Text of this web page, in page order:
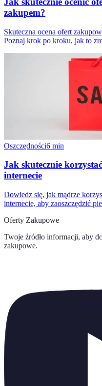
zakupem?
Skuteczna ocena ofert
Poznaj krok po kroku, jak to
Oszczędności6 min
Jak skutecznie
internecie
Dowiedz się, jak mądrze
internecie, aby zaoszczędzić
Oferty Zakupowe
Twoje źródło informacji, aby
zakupowe.